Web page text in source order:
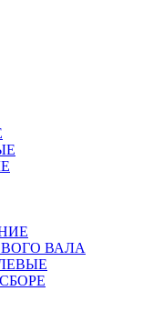
ВАЛА